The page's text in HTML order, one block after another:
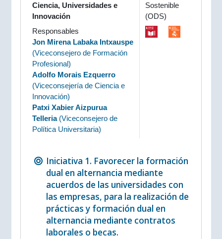
Ciencia, Universidades e
Innovación
Responsables
Jon Mirena Labaka Intxauspe
(Viceconsejero de Formación
Profesional)
Adolfo Morais Ezquerro
(Viceconsejería de Ciencia e
Innovación)
Patxi Xabier Aizpurua
Telleria(Viceconsejero de
Política Universitaria)
Sostenible
(ODS)
Iniciativa 1. Favorecer la formación
dual en alternancia mediante
acuerdos de las universidades con
las empresas, para la realización de
prácticas y formación dual en
alternancia mediante contratos
laborales o becas.